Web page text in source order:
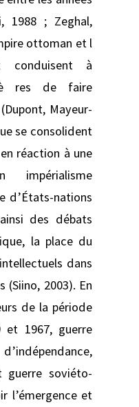
1988 ; Zeghal,
ottoman et l
conduisent à
res de faire
Mayeur-
se consolident
réaction à une
d’États-nations
des débats
la place du
dans
(Siino, 2003). En
de la période
et 1967, guerre
guerre soviéto-
l’émergence et